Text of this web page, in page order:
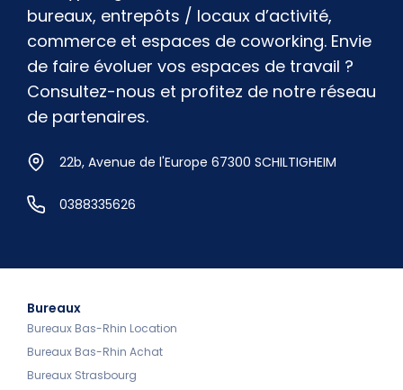
bureaux, entrepôts / locaux d’activité,
commerce et espaces de coworking. Envie
de faire évoluer vos espaces de travail ?
Consultez-nous et profitez de notre réseau
de partenaires.
22b, Avenue de l'Europe 67300 SCHILTIGHEIM
0388335626
Bureaux
Bureaux Bas-Rhin Location
Bureaux Bas-Rhin Achat
Bureaux Strasbourg